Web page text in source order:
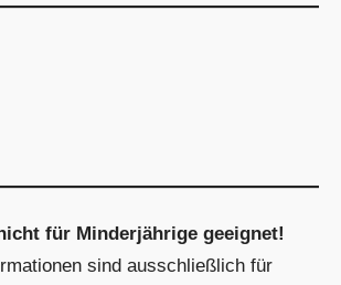
für Minderjährige geeignet!
sind ausschließlich für